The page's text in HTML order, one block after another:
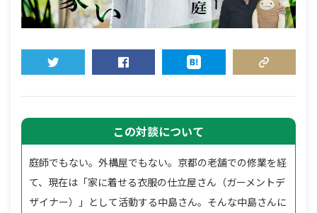
この対談について
庭師でもない。外構屋でもない。京都の老舗での修業を経
て、現在は「家に着せる衣服の仕立屋さん（ガーメントデ
ザイナー）」として活動する中島さん。そんな中島さんに